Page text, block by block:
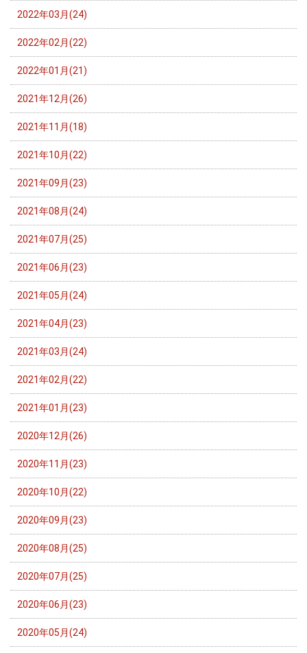
2022年03月(24)
2022年02月(22)
2022年01月(21)
2021年12月(26)
2021年11月(18)
2021年10月(22)
2021年09月(23)
2021年08月(24)
2021年07月(25)
2021年06月(23)
2021年05月(24)
2021年04月(23)
2021年03月(24)
2021年02月(22)
2021年01月(23)
2020年12月(26)
2020年11月(23)
2020年10月(22)
2020年09月(23)
2020年08月(25)
2020年07月(25)
2020年06月(23)
2020年05月(24)